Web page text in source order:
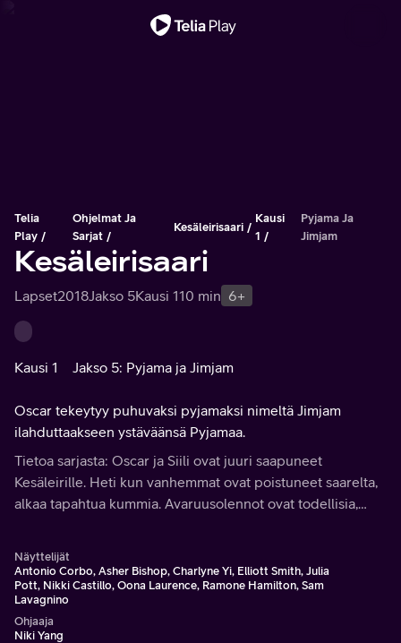
Telia
Play
Ohjelmat Ja
Sarjat
Kesäleirisaari
Kausi
1
Pyjama Ja
Jimjam
Kesäleirisaari
Lapset2018Jakso 5Kausi 110 min 6+
Kausi 1 Jakso 5: Pyjama ja Jimjam
Oscar tekeytyy puhuvaksi pyjamaksi nimeltä Jimjam
ilahduttaakseen ystäväänsä Pyjamaa.
Tietoa sarjasta: Oscar ja Siili ovat juuri saapuneet
Kesäleirille. Heti kun vanhemmat ovat poistuneet saarelta,
alkaa tapahtua kummia. Avaruusolennot ovat todellisia,
Näyttelijät
Antonio Corbo, Asher Bishop, Charlyne Yi, Elliott Smith, Julia
Pott, Nikki Castillo, Oona Laurence, Ramone Hamilton, Sam
Lavagnino
Ohjaaja
Niki Yang